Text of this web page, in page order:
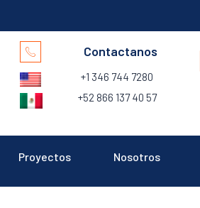
Contactanos
+1 346 744 7280
+52 866 137 40 57
Proyectos Nosotros